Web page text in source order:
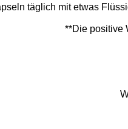
täglich mit etwas
**Die positive